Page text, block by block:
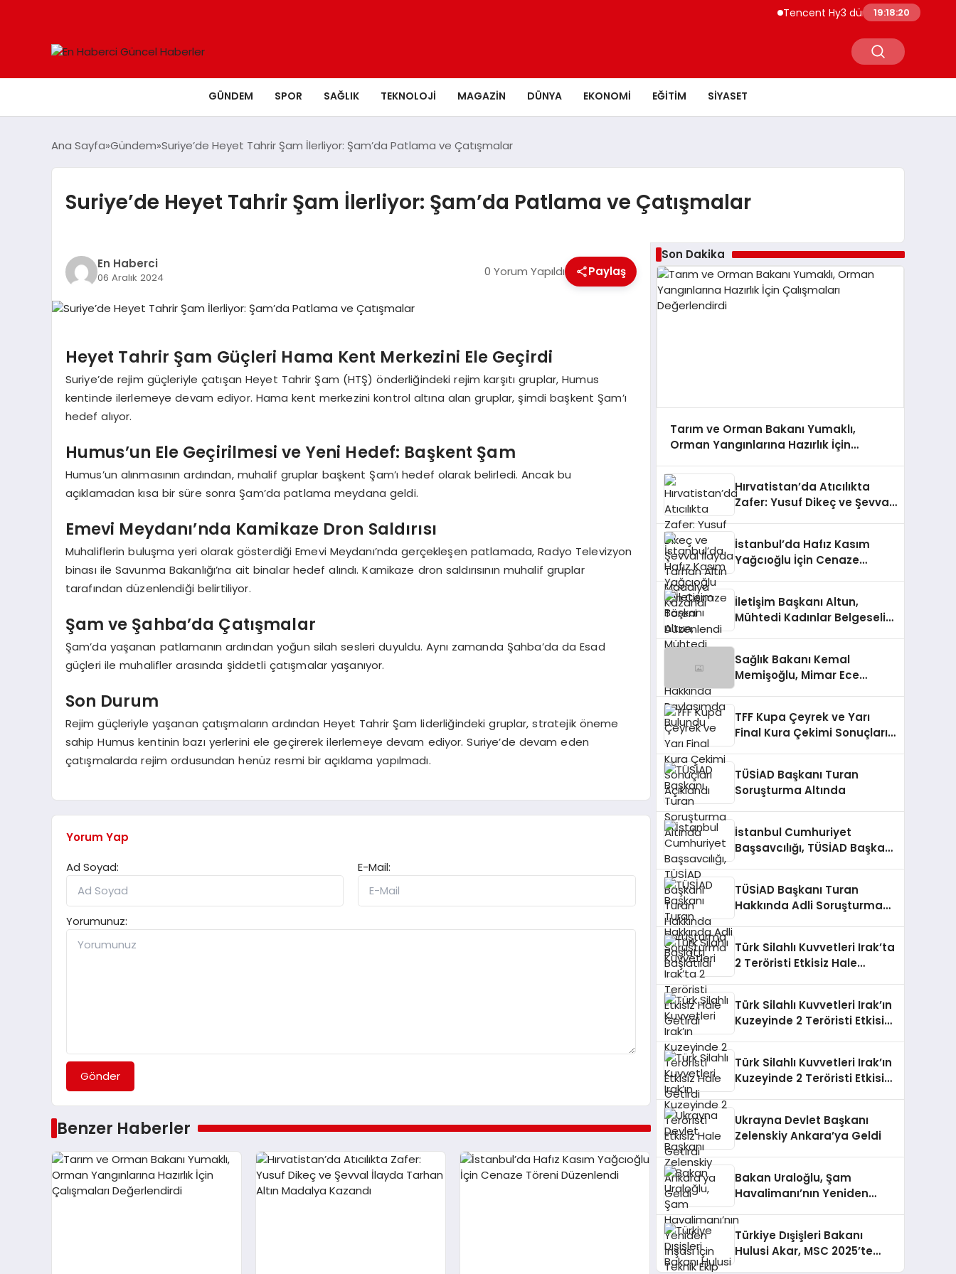
Tencent Hy3 dünya genelinde
19:18:20
GÜNDEM SPOR SAĞLIK TEKNOLOJI MAGAZIN DÜNYA EKONOMI EĞITIM SIYASET
Ana Sayfa Gündem Suriye’de Heyet Tahrir Şam İlerliyor: Şam’da Patlama ve Çatışmalar
Suriye’de Heyet Tahrir Şam İlerliyor: Şam’da Patlama ve Çatışmalar
En Haberci
06 Aralık 2024 0 Yorum Yapıldı Paylaş
Heyet Tahrir Şam Güçleri Hama Kent Merkezini Ele Geçirdi
Suriye’de rejim güçleriyle çatışan Heyet Tahrir Şam (HTŞ) önderliğindeki rejim karşıtı gruplar, Humus
kentinde ilerlemeye devam ediyor. Hama kent merkezini kontrol altına alan gruplar, şimdi başkent Şam’ı
hedef alıyor.
Humus’un Ele Geçirilmesi ve Yeni Hedef: Başkent Şam
Humus’un alınmasının ardından, muhalif gruplar başkent Şam’ı hedef olarak belirledi. Ancak bu
açıklamadan kısa bir süre sonra Şam’da patlama meydana geldi.
Emevi Meydanı’nda Kamikaze Dron Saldırısı
Muhaliflerin buluşma yeri olarak gösterdiği Emevi Meydanı’nda gerçekleşen patlamada, Radyo Televizyon
binası ile Savunma Bakanlığı’na ait binalar hedef alındı. Kamikaze dron saldırısının muhalif gruplar
tarafından düzenlendiği belirtiliyor.
Şam ve Şahba’da Çatışmalar
Şam’da yaşanan patlamanın ardından yoğun silah sesleri duyuldu. Aynı zamanda Şahba’da da Esad
güçleri ile muhalifler arasında şiddetli çatışmalar yaşanıyor.
Son Durum
Rejim güçleriyle yaşanan çatışmaların ardından Heyet Tahrir Şam liderliğindeki gruplar, stratejik öneme
sahip Humus kentinin bazı yerlerini ele geçirerek ilerlemeye devam ediyor. Suriye’de devam eden
çatışmalarda rejim ordusundan henüz resmi bir açıklama yapılmadı.
Yorum Yap
Ad Soyad:
E-Mail:
Yorumunuz:
Gönder
Benzer Haberler
Son Dakika
Tarım ve Orman Bakanı Yumaklı,
Orman Yangınlarına Hazırlık İçin
Hırvatistan’da Atıcılıkta
Zafer: Yusuf Dikeç ve Şevval
İstanbul’da Hafız Kasım
Yağcıoğlu İçin Cenaze
İletişim Başkanı Altun,
Mühtedi Kadınlar Belgeseli
Sağlık Bakanı Kemal
Memişoğlu, Mimar Ece
TFF Kupa Çeyrek ve Yarı
Final Kura Çekimi Sonuçları
TÜSİAD Başkanı Turan
Soruşturma Altında
İstanbul Cumhuriyet
Başsavcılığı, TÜSİAD Başkanı
TÜSİAD Başkanı Turan
Hakkında Adli Soruşturma
Türk Silahlı Kuvvetleri Irak’ta
2 Teröristi Etkisiz Hale
Türk Silahlı Kuvvetleri Irak’ın
Kuzeyinde 2 Teröristi Etkisiz
Türk Silahlı Kuvvetleri Irak’ın
Kuzeyinde 2 Teröristi Etkisiz
Ukrayna Devlet Başkanı
Zelenskiy Ankara’ya Geldi
Bakan Uraloğlu, Şam
Havalimanı’nın Yeniden
Türkiye Dışişleri Bakanı
Hulusi Akar, MSC 2025’te